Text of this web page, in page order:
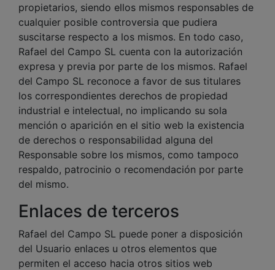
propietarios, siendo ellos mismos responsables de
cualquier posible controversia que pudiera
suscitarse respecto a los mismos. En todo caso,
Rafael del Campo SL cuenta con la autorización
expresa y previa por parte de los mismos. Rafael
del Campo SL reconoce a favor de sus titulares
los correspondientes derechos de propiedad
industrial e intelectual, no implicando su sola
mención o aparición en el sitio web la existencia
de derechos o responsabilidad alguna del
Responsable sobre los mismos, como tampoco
respaldo, patrocinio o recomendación por parte
del mismo.
Enlaces de terceros
Rafael del Campo SL puede poner a disposición
del Usuario enlaces u otros elementos que
permiten el acceso hacia otros sitios web